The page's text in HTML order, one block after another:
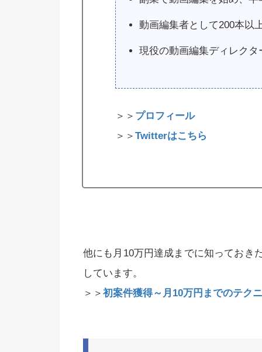
動画編集者として200本以
現役の動画編集ディレクタ
＞＞ プロフィール
＞＞ Twitterはこちら
他にも月10万円達成までに知っておき
しています。
＞＞ 初案件獲得～月10万円までのテク